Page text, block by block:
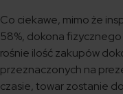
Co ciekawe, mimo że
58%, dokona
rośnie ilość zakupów
przeznaczonych na
czasie, towar zostanie